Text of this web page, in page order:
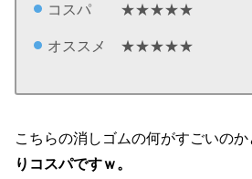
コスパ ★★★★★
オススメ ★★★★★
こちらの消しゴムの何がすごいの
りコスパですｗ。